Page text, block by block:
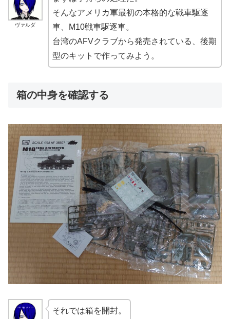
ヴァルダ
そんなアメリカ軍最初の本格的な戦車駆逐
車、M10戦車駆逐車。
台湾のAFVクラブから発売されている、後期
型のキットで作ってみよう。
箱の中身を確認する
それでは箱を開封。